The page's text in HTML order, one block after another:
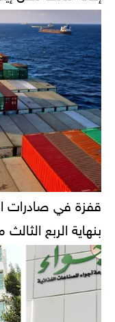
بنهاية الربع الثالث من